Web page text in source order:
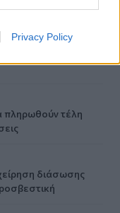
Privacy Policy
στα οστά
πληρωθούν τέλη
διάσωσης